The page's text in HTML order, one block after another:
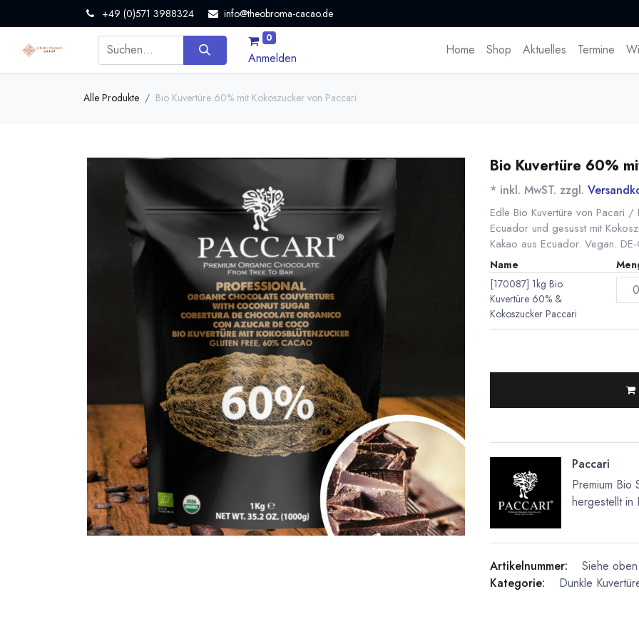
+49 (0)571 3988324 info@theobroma-cacao.de
0
Anmelden
Home Shop Aktuelles Termine
Alle Produkte Bio Kuvertüre 60% mit Kokoszucker von Paccari
Bio Kuvertüre 60%
* inkl. MwST. zzgl.
Edle Bio Kuvertüre von Pacari
Ecuador und gesüsst mit
Kakao aus Ecuador. Vegan.
Name
[170087] 1kg Bio
Kuvertüre 60% &
Kokoszucker Paccari
Paccari
Premium Bio
hergestellt in
Artikelnummer:
Siehe
Kategorie:
Dunkle